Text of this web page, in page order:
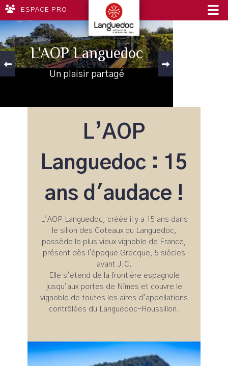
ESPACE PRO
L'AOP Languedoc
Un plaisir partagé
La Maison des Vins
du Languedoc
La vitrine des AOP du Languedoc
Explorer les terroirs
du Languedoc
Rencontrer...Partager...Savourer
Toutes les
appellations du
Languedoc
L’AOP
Languedoc : 15
ans d'audace !
L’AOP Languedoc, créée il y a 15 ans dans
le sillon des Coteaux du Languedoc,
possède le plus vieux vignoble de France,
présent dès l'époque Grecque, 5 siècles
avant J.C.
Elle s’étend de la frontière espagnole
jusqu’aux portes de Nîmes et couvre le
vignoble de toutes les aires d’appellations
contrôlées du Languedoc-Roussillon.